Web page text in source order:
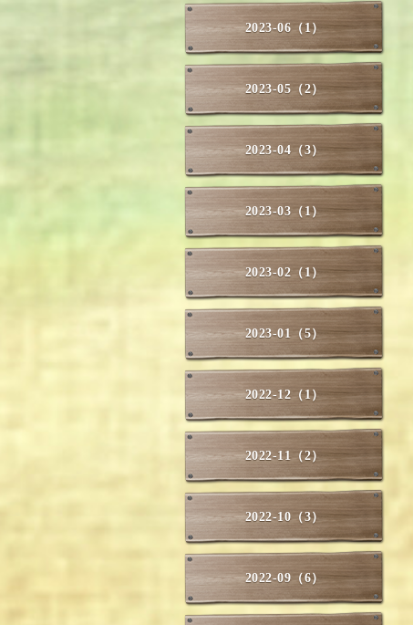
2023-06（1）
2023-05（2）
2023-04（3）
2023-03（1）
2023-02（1）
2023-01（5）
2022-12（1）
2022-11（2）
2022-10（3）
2022-09（6）